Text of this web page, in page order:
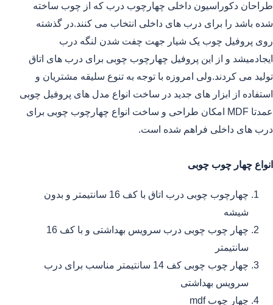
طراحان دکوراسیون داخلی چهارچوب درب که از چوب ساخته
شده باشد را برای درب های داخلی انتخاب می کنند.در گذشته
روی پروفیل چوب یک شیار جهت چفت شدن لنگه درب
ایجادمیشد و از این پروفیل چهارچوب چوبی برای درب های اتاق
تولید می کردند.ولی امروزه با توجه به تنوع سلیقه مشتریان و
استفاده از ابزار های جدید در ساخت انواع مدل های پروفیل چوبی
عمدتا MDF امکان طراحی و ساخت انواع چهارچوب چوبی برای
درب های داخلی فراهم شده است.
انواع چهار چوب چوبی
چهارچوب چوبی درب اتاق با کف 16 سانتیمتر و بدون
شیشه
چهار چوب چوبی درب سرویس بهداشتی و با کف 16
سانتیمتر
چهار چوب چوبی کف 14 سانتیمتر مناسب برای درب
سرویس بهداشتی
چهار چوب mdf